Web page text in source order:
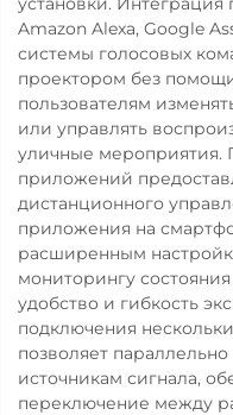
Amazon Alexa, Google
системы голосовых
проектором без
пользователям
или управлять
уличные
приложений
дистанционного
приложения на
расширенным
мониторингу
удобство и гибкость
подключения
позволяет
источникам сигнала,
переключение между